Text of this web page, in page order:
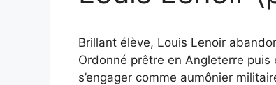
Brillant élève, Louis Lenoir
Ordonné prêtre en Angleterre
s’engager comme aumônier